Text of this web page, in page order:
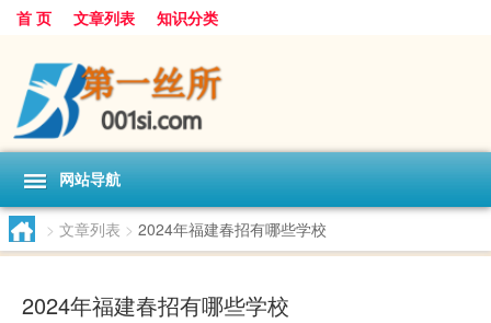
首 页 文章列表 知识分类
网站导航
> 文章列表 > 2024年福建春招有哪些学校
2024年福建春招有哪些学校